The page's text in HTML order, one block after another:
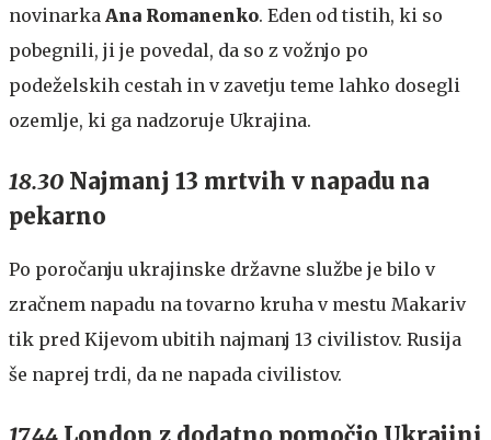
novinarka Ana Romanenko. Eden od tistih, ki so
pobegnili, ji je povedal, da so z vožnjo po
podeželskih cestah in v zavetju teme lahko dosegli
ozemlje, ki ga nadzoruje Ukrajina.
18.30 Najmanj 13 mrtvih v napadu na
pekarno
Po poročanju ukrajinske državne službe je bilo v
zračnem napadu na tovarno kruha v mestu Makariv
tik pred Kijevom ubitih najmanj 13 civilistov. Rusija
še naprej trdi, da ne napada civilistov.